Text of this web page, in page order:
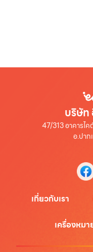
บริษัท
47/313 อาคารไ
อ.ปาก
เกี่ยวกับเรา
เครื่องหม